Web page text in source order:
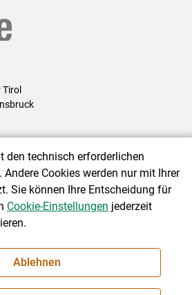
|Barrierefreiheit|
den technisch erforderlichen
Cookies werden nur mit Ihrer
Sie können Ihre Entscheidung für
Cookie-Einstellungen jederzeit
Ablehnen